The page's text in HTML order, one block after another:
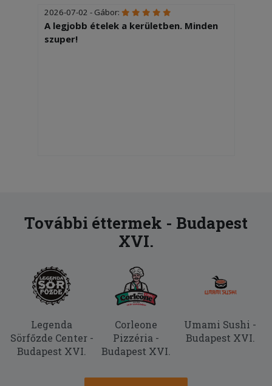
2026-07-02 - Gábor:
A legjobb ételek a kerületben. Minden
szuper!
További éttermek - Budapest
XVI.
Legenda
Sörfőzde Center -
Budapest XVI.
Corleone
Pizzéria -
Budapest XVI.
Umami Sushi -
Budapest XVI.